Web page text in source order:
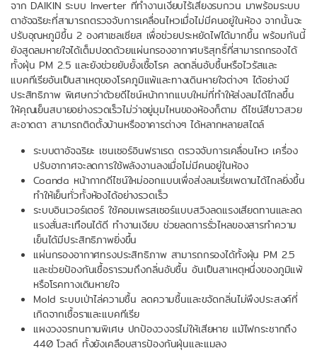
จาก DAIKIN ระบบ Inverter ที่ทำงานเงียบไร้เสียงรบกวน มาพร้อมระบบ
ตาอัจฉริยะที่สามารถตรวจจับการเคลื่อนไหวเมื่อไม่มีคนอยู่ในห้อง จากนั้นจะ
ปรับอุณหภูมิขึ้น 2 องศาเซลเซียส เพื่อช่วยประหยัดไฟได้มากขึ้น พร้อมกันนี้
ยังสูดลมหายใจได้เต็มปอดด้วยแผ่นกรองอากาศบริสุทธิ์ที่สามารถกรองได้
ทั้งฝุ่น PM 2.5 และยังช่วยยับยั้งเชื้อโรค ลดกลิ่นอับชื้นหรือไวรัสและ
แบคทีเรียอันเป็นสาเหตุของโรคภูมิแพ้และทางเดินหายใจต่างๆ ได้อย่างมี
ประสิทธิภาพ พิเศษกว่าด้วยดีไซน์หน้ากากแบบใหม่ที่ทำให้ส่งลมได้ไกลขึ้น
ให้คุณเย็นสบายอย่างรวดเร็วไม่ว่าอยู่มุมไหนของห้องก็ตาม ดีไซน์สีขาวสวย
สะอาดตา สามารถติดตั้งบ้านหรืออาคารต่างๆ ได้หลากหลายสไตล์
ระบบตาอัจฉริยะ เซนเซอร์อินฟราเรด ตรวจจับการเคลื่อนไหว เครื่อง
ปรับอากาศจะลดการใช้พลังงานลงเมื่อไม่มีคนอยู่ในห้อง
Coanda หน้ากากดีไซน์ใหม่ออกแบบเพื่อส่งลมเรี่ยเพดานได้ไกลยิ่งขึ้น
ทำให้เย็นทั่วทั้งห้องได้อย่างรวดเร็ว
ระบบอินเวอร์เตอร์ ใช้คอมเพรสเซอร์แบบสวิงลดแรงเสียดทานและลด
แรงสั่นสะเทือนได้ดี ทำงานเงียบ ช่วยลดการรั่วไหลของสารทำความ
เย็นได้มีประสิทธิภาพยิ่งขึ้น
แผ่นกรองอากาศทรงประสิทธิภาพ สามารถกรองได้ทั้งฝุ่น PM 2.5
และช่วยป้องกันเชื้อรารวมถึงกลิ่นอับชื้น อันเป็นสาเหตุหนึ่งของภูมิแพ้
หรือโรคทางเดินหายใจ
Mold ระบบเป่าไล่ความชื้น ลดความชื้นและขจัดกลิ่นไม่พึงประสงค์ที่
เกิดจากเชื้อราและแบคทีเรีย
แผงวงจรทนทานพิเศษ ปกป้องวงจรไม่ให้เสียหาย แม้ไฟกระชากถึง
440 โวลต์ ทั้งยังเคลือบสารป้องกันฝุ่นและแมลง